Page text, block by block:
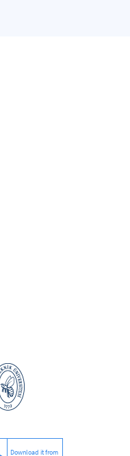
Download it from